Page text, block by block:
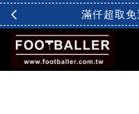
滿仟超取